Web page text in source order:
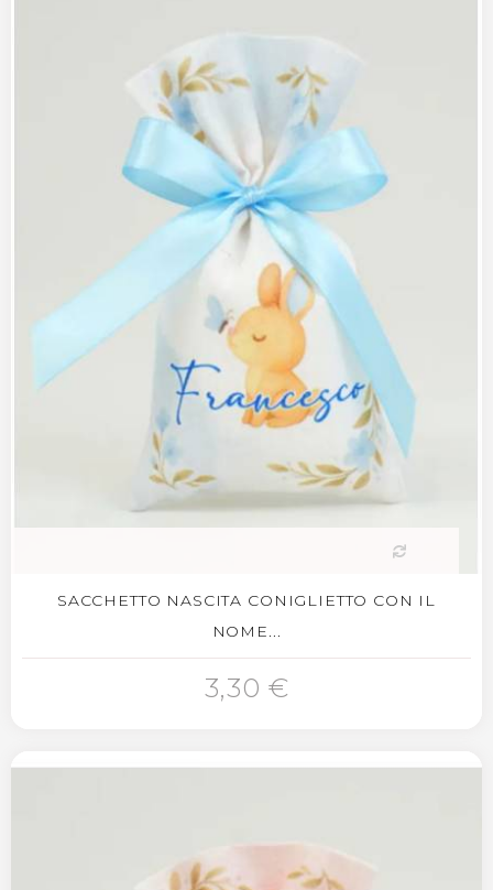
SACCHETTO NASCITA CONIGLIETTO CON IL
NOME...
3,30 €